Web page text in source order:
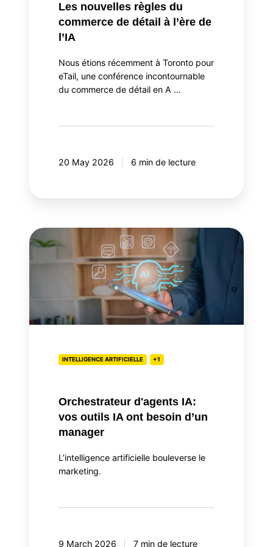
Les nouvelles règles du
commerce de détail à l’ère de
l’IA
Nous étions récemment à Toronto pour
eTail, une conférence incontournable
du commerce de détail en A …
20 May 2026 6 min de lecture
Orchestrateur
d'agents
ont
INTELLIGENCE ARTIFICIELLE +1
Orchestrateur d'agents IA:
vos outils IA ont besoin d’un
manager
L’intelligence artificielle bouleverse le
marketing.
9 March 2026 7 min de lecture